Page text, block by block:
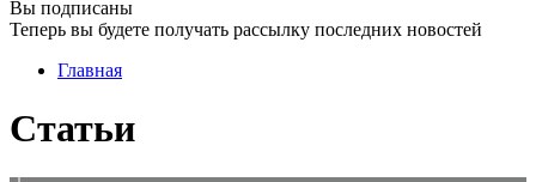
Вы подписаны
Теперь вы будете получать рассылку последних новостей
Главная
Статьи